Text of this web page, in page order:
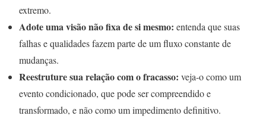
extremo.
Adote uma visão não fixa de si mesmo: entenda que suas
falhas e qualidades fazem parte de um fluxo constante de
mudanças.
Reestruture sua relação com o fracasso: veja-o como um
evento condicionado, que pode ser compreendido e
transformado, e não como um impedimento definitivo.